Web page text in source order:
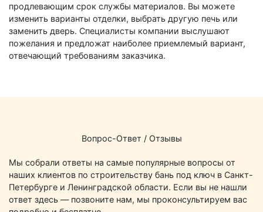
продлевающим срок службы материалов. Вы можете
изменить варианты отделки, выбрать другую печь или
заменить дверь. Специалисты компании выслушают
пожелания и предложат наиболее приемлемый вариант,
отвечающий требованиям заказчика.
Вопрос-Ответ / Отзывы
Мы собрали ответы на самые популярные вопросы от
наших клиентов по строительству бань под ключ в Санкт-
Петербурге и Ленинградской области. Если вы не нашли
ответ здесь — позвоните нам, мы проконсультируем вас